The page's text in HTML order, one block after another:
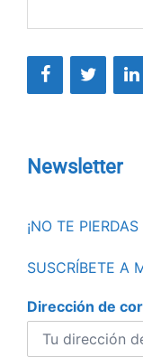
Newsletter
¡NO TE
SUSCRÍBETE A
Dirección de